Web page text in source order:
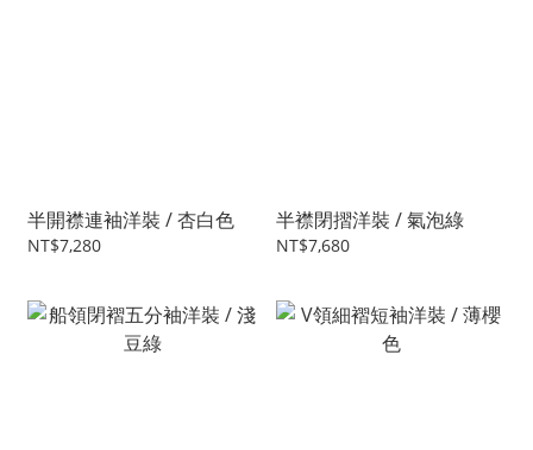
半開襟連袖洋裝 / 杏白色
NT$7,280
半襟閉摺洋裝 / 氣泡綠
NT$7,680